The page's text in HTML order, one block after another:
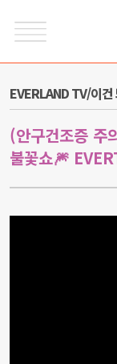
EVERLAND TV/이건
(안구건조증 주
불꽃쇼🎆